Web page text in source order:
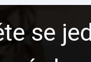
se